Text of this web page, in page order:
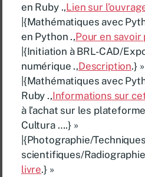
en Ruby .,Lien sur
|{Mathématiques avec
en Python .,Pour en savoir
|{Initiation à BRL-CAD/
numérique .,Description.} »
|{Mathématiques avec
Ruby .,Informations sur
à l’achat sur les
Cultura ….} »
|{Photographie/Techniques
scientifiques/
livre.} »